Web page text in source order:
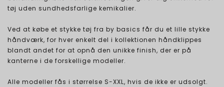
tøj uden sundhedsfarlige kemikalier.
Ved at købe et stykke tøj fra by basics får du et lille stykke
håndværk, for hver enkelt del i kollektionen håndklippes
blandt andet for at opnå den unikke finish, der er på
kanterne i de forskellige modeller.
Alle modeller fås i størrelse S-XXL, hvis de ikke er udsolgt.